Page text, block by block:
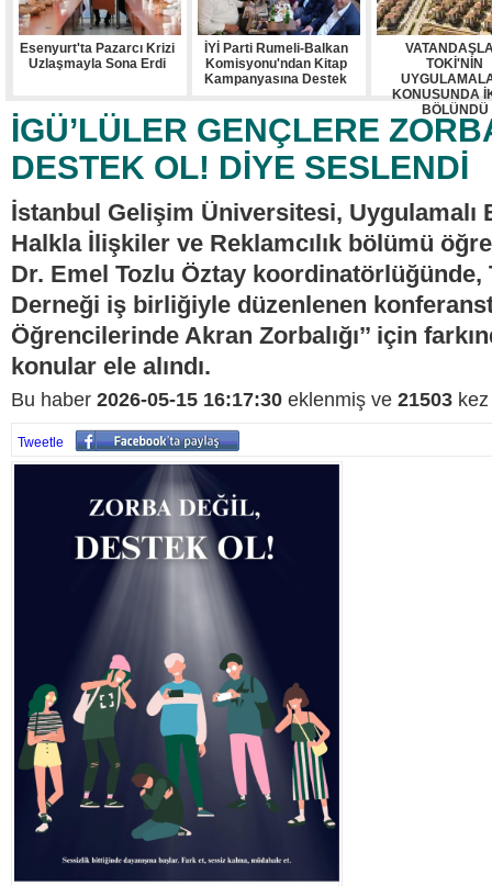
Esenyurt'ta Pazarcı Krizi
Uzlaşmayla Sona Erdi
İYİ Parti Rumeli-Balkan
Komisyonu'ndan Kitap
Kampanyasına Destek
TOKİ'NİN
KONUSUNDA
BÖLÜNDÜ
İGÜ’LÜLER GENÇLERE
DESTEK OL! DİYE SESLENDİ
İstanbul Gelişim Üniversitesi, Uygulamalı
Halkla İlişkiler ve Reklamcılık bölümü
Dr. Emel Tozlu Öztay
Derneği iş birliğiyle düzenlenen
Öğrencilerinde Akran Zorbalığı’’ için
konular ele alındı.
Bu haber 2026-05-15 16:17:30 eklenmiş ve 21503
Tweetle